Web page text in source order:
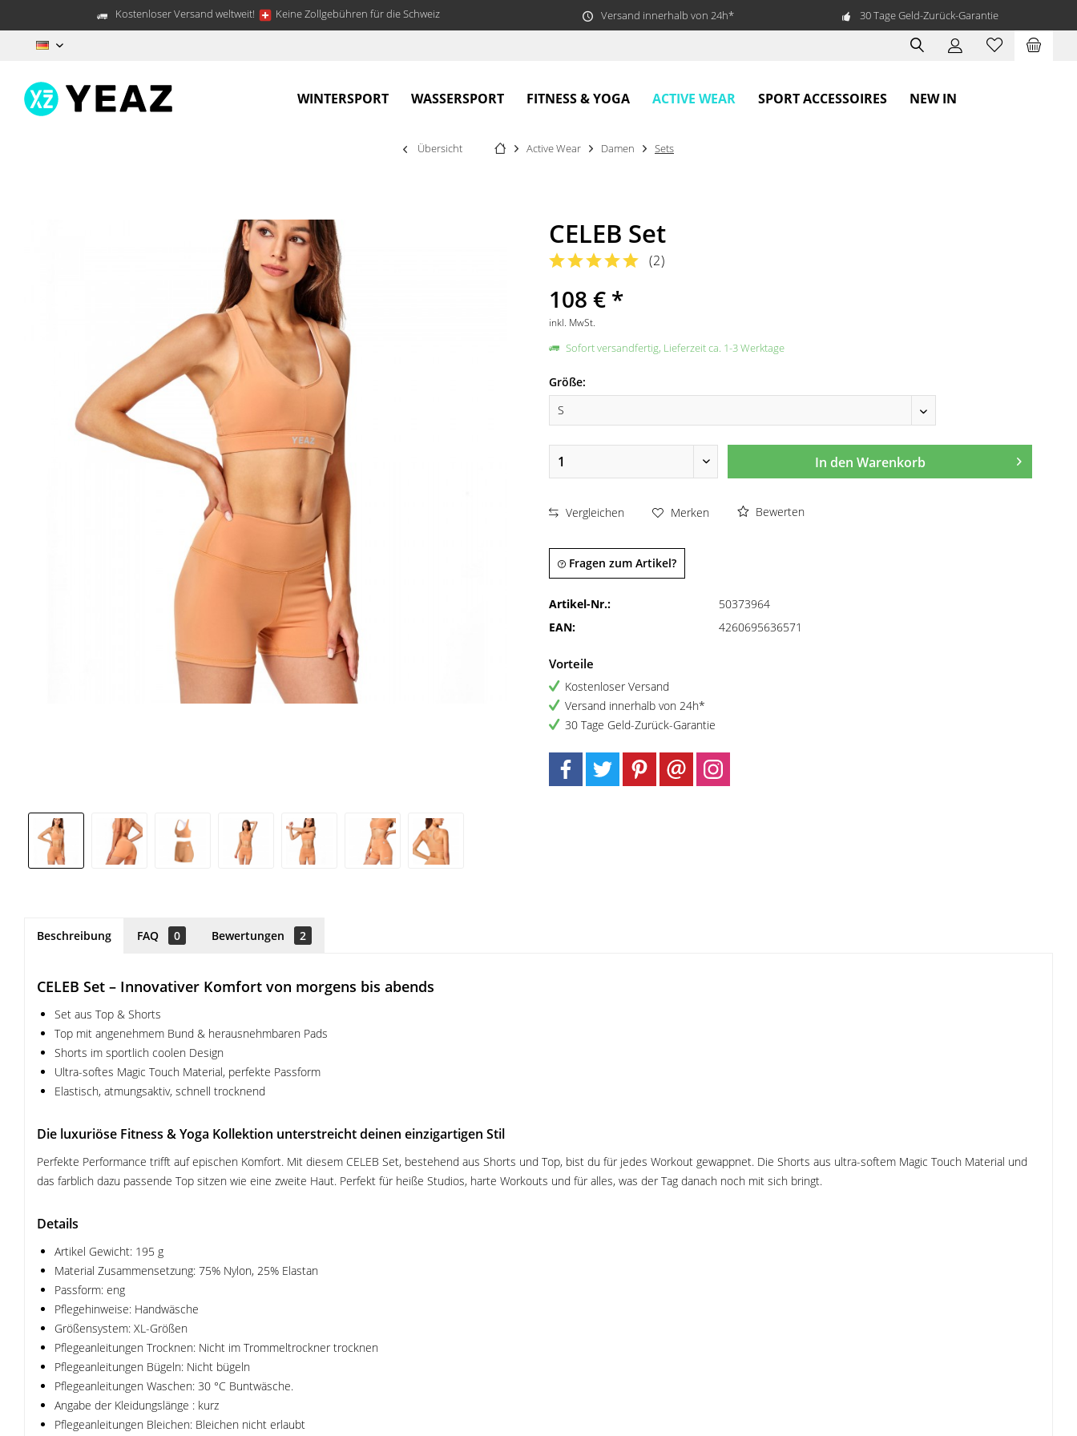
Kostenloser Versand weltweit! Keine Zollgebühren für die Schweiz Versand innerhalb von 24h* 30 Tage Geld-Zurück-Garantie
WINTERSPORT WASSERSPORT FITNESS & YOGA ACTIVE WEAR SPORT ACCESSOIRES NEW IN
Übersicht Active Wear Damen Sets
CELEB Set
(2)
108 € *
inkl. MwSt.
Sofort versandfertig, Lieferzeit ca. 1-3 Werktage
Größe:
In den Warenkorb
Vergleichen Merken Bewerten
Fragen zum Artikel?
Artikel-Nr.:
50373964
EAN:
4260695636571
Vorteile
Kostenloser Versand
Versand innerhalb von 24h*
30 Tage Geld-Zurück-Garantie
Beschreibung FAQ 0 Bewertungen 2
CELEB Set – Innovativer Komfort von morgens bis abends
Set aus Top & Shorts
Top mit angenehmem Bund & herausnehmbaren Pads
Shorts im sportlich coolen Design
Ultra-softes Magic Touch Material, perfekte Passform
Elastisch, atmungsaktiv, schnell trocknend
Die luxuriöse Fitness & Yoga Kollektion unterstreicht deinen einzigartigen Stil
Perfekte Performance trifft auf epischen Komfort. Mit diesem CELEB Set, bestehend aus Shorts und Top, bist du für jedes Workout gewappnet. Die Shorts aus ultra-softem Magic Touch Material und
das farblich dazu passende Top sitzen wie eine zweite Haut. Perfekt für heiße Studios, harte Workouts und für alles, was der Tag danach noch mit sich bringt.
Details
Artikel Gewicht: 195 g
Material Zusammensetzung: 75% Nylon, 25% Elastan
Passform: eng
Pflegehinweise: Handwäsche
Größensystem: XL-Größen
Pflegeanleitungen Trocknen: Nicht im Trommeltrockner trocknen
Pflegeanleitungen Bügeln: Nicht bügeln
Pflegeanleitungen Waschen: 30 °C Buntwäsche.
Angabe der Kleidungslänge : kurz
Pflegeanleitungen Bleichen: Bleichen nicht erlaubt